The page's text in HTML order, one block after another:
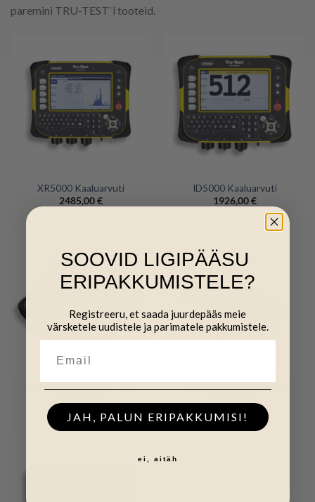
paremini TRU-TEST`i tooteid.
XR5000 Kaaluarvuti
2485,00€
ID5000 Kaaluarvuti
1926,00€
JR5000 Kaaluarvuti – Uus
1520,00€
EziWeigh7i Kaaluarvuti
1011,00€
SOOVID LIGIPÄÄSU
ERIPAKKUMISTELE?
Registreeru, et saada juurdepääs meie
värsketele uudistele ja parimatele pakkumistele.
JAH, PALUN ERIPAKKUMISI!
ei, aitäh